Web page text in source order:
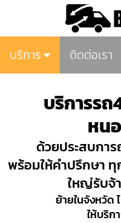
บริการ ติดต่อเรา
บริการร
หน
ด้วยประสบกา
พร้อมให้คำปรึกษา
ใหญ่รับจ้
ย้ายในจังหวัด
ให้บริก